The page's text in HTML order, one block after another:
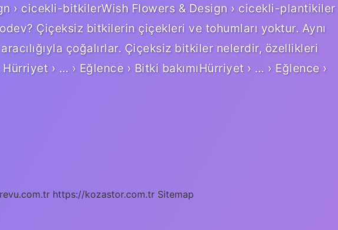
› cicekli-bitkilerWish Flowers & Design › cicekli-plantikiler
Çiçeksiz bitkilerin çiçekleri ve tohumları yoktur. Aynı
çoğalırlar. Çiçeksiz bitkiler nelerdir, özellikleri
› … › Eğlence › Bitki bakımıHürriyet › … › Eğlence ›
https://kozastor.com.tr Sitemap